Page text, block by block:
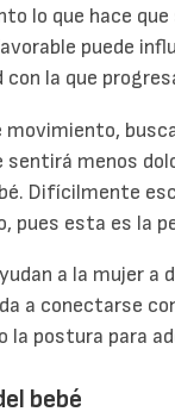
lo que hace que
puede
la que
movimiento,
sentirá menos
Difícilmente
pues esta es la
a la mujer a
a conectarse
la postura para
bebé